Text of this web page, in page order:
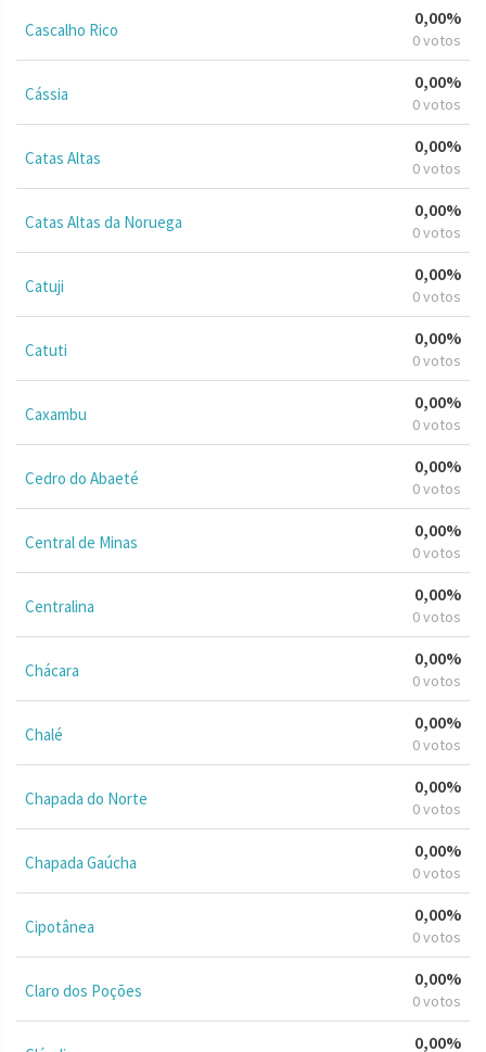
Cascalho Rico
0,00%
0 votos
Cássia
0,00%
0 votos
Catas Altas
0,00%
0 votos
Catas Altas da Noruega
0,00%
0 votos
Catuji
0,00%
0 votos
Catuti
0,00%
0 votos
Caxambu
0,00%
0 votos
Cedro do Abaeté
0,00%
0 votos
Central de Minas
0,00%
0 votos
Centralina
0,00%
0 votos
Chácara
0,00%
0 votos
Chalé
0,00%
0 votos
Chapada do Norte
0,00%
0 votos
Chapada Gaúcha
0,00%
0 votos
Cipotânea
0,00%
0 votos
Claro dos Poções
0,00%
0 votos
0,00%